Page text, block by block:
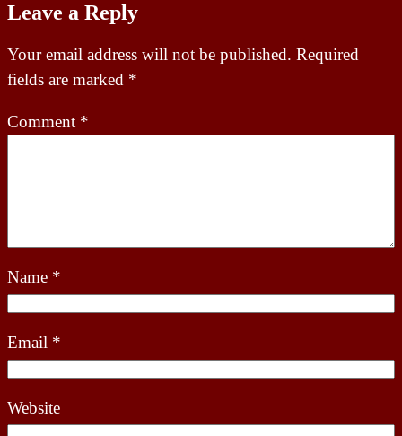
Leave a Reply
Your email address will not be published. Required
fields are marked *
Comment *
Name *
Email *
Website